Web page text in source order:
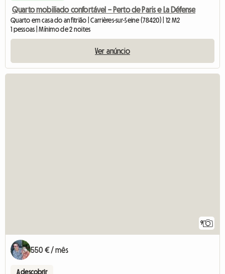
Quarto mobiliado confortável – Perto de Paris e La Défense
Quarto em casa do anfitrião | Carrières-sur-Seine (78420) | 12 M2
1 pessoas | Mínimo de 2 noites
Ver anúncio
9
550 € / mês
A descobrir